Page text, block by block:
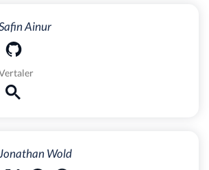
Ainur
Wold